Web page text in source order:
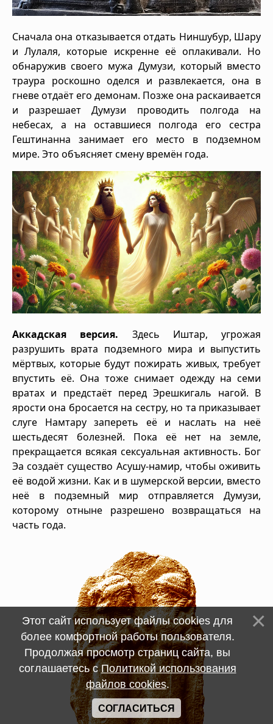
Сначала она отказывается отдать Ниншубур, Шару
и Лулаля, которые искренне её оплакивали. Но
обнаружив своего мужа Думузи, который вместо
траура роскошно оделся и развлекается, она в
гневе отдаёт его демонам. Позже она раскаивается
и разрешает Думузи проводить полгода на
небесах, а на оставшиеся полгода его сестра
Гештинанна занимает его место в подземном
мире. Это объясняет смену времён года.
Аккадская версия. Здесь Иштар, угрожая
разрушить врата подземного мира и выпустить
мёртвых, которые будут пожирать живых, требует
впустить её. Она тоже снимает одежду на семи
вратах и предстаёт перед Эрешкигаль нагой. В
ярости она бросается на сестру, но та приказывает
слуге Намтару запереть её и наслать на неё
шестьдесят болезней. Пока её нет на земле,
прекращается всякая сексуальная активность. Бог
Эа создаёт существо Асушу-намир, чтобы оживить
её водой жизни. Как и в шумерской версии, вместо
неё в подземный мир отправляется Думузи,
которому отныне разрешено возвращаться на
часть года.
Этот сайт использует файлы cookies для
более комфортной работы пользователя.
Продолжая просмотр страниц сайта, вы
соглашаетесь сПолитикой использования
файлов cookies.
СОГЛАСИТЬСЯ